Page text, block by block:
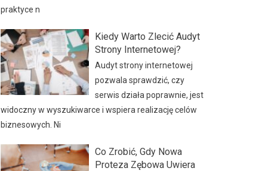
praktyce n
Kiedy Warto Zlecić Audyt
Strony Internetowej?
Audyt strony internetowej
pozwala sprawdzić, czy
serwis działa poprawnie, jest
widoczny w wyszukiwarce i wspiera realizację celów
biznesowych. Ni
Co Zrobić, Gdy Nowa
Proteza Zębowa Uwiera